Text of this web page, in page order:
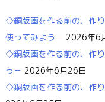
◇銅版画を作る前の、作
使ってみよう－ 2026年6
◇銅版画を作る前の、作
う－ 2026年6月26日
◇銅版画を作る前の、作